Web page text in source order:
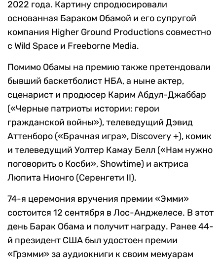
2022 года. Картину спродюсировали
основанная Бараком Обамой и его супругой
компания Higher Ground Productions совместно
с Wild Space и Freeborne Media.
Помимо Обамы на премию также претендовали
бывший баскетболист НБА, а ныне актер,
сценарист и продюсер Карим Абдул-Джаббар
(«Черные патриоты истории: герои
гражданской войны»), телеведущий Дэвид
Аттенборо («Брачная игра», Discovery +), комик
и телеведущий Уолтер Камау Белл («Нам нужно
поговорить о Косби», Showtime) и актриса
Люпита Нионго (Серенгети II).
74-я церемония вручения премии «Эмми»
состоится 12 сентября в Лос-Анджелесе. В этот
день Барак Обама и получит награду. Ранее 44-
й президент США был удостоен премии
«Грэмми» за аудиокниги к своим мемуарам